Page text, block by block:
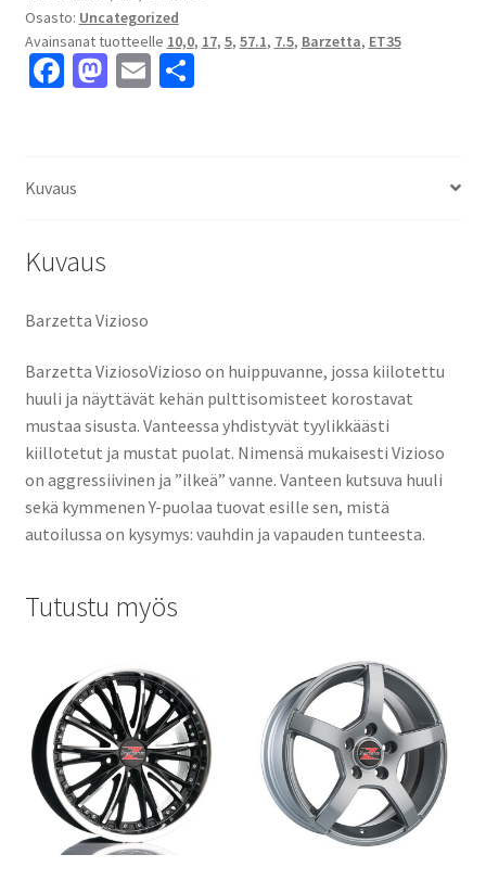
Osasto: Uncategorized
Avainsanat tuotteelle 10,0, 17, 5, 57.1, 7.5, Barzetta, ET35
Fa
o
M E S
Kuvaus
Kuvaus
Barzetta Vizioso
Barzetta ViziosoVizioso on huippuvanne, jossa kiilotettu
huuli ja näyttävät kehän pulttisomisteet korostavat
mustaa sisusta. Vanteessa yhdistyvät tyylikkäästi
kiillotetut ja mustat puolat. Nimensä mukaisesti Vizioso
on aggressiivinen ja ”ilkeä” vanne. Vanteen kutsuva huuli
sekä kymmenen Y-puolaa tuovat esille sen, mistä
autoilussa on kysymys: vauhdin ja vapauden tunteesta.
Tutustu myös